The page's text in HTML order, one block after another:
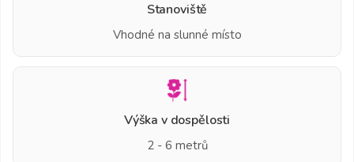
Stanoviště
Vhodné na slunné místo
Výška v dospělosti
2 - 6 metrů